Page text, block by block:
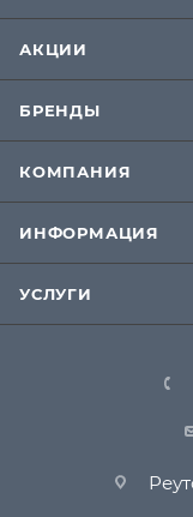
АКЦИИ
БРЕНДЫ
КОМПАНИЯ
ИНФОРМАЦИЯ
УСЛУГИ